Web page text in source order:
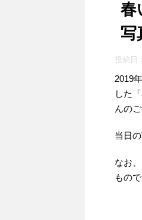
春
写
投稿日：
2019
した
んの
当日
なお
もの